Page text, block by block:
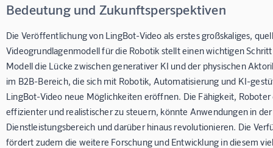
Bedeutung und Zukunftsperspektiven
Die Veröffentlichung von LingBot-Video als erstes großskaliges,
Videogrundlagenmodell für die Robotik stellt einen wichtigen Schritt
Modell die Lücke zwischen generativer KI und der physischen
im B2B-Bereich, die sich mit Robotik, Automatisierung und KI-
LingBot-Video neue Möglichkeiten eröffnen. Die Fähigkeit,
effizienter und realistischer zu steuern, könnte Anwendungen in
Dienstleistungsbereich und darüber hinaus revolutionieren. Die
fördert zudem die weitere Forschung und Entwicklung in diesem